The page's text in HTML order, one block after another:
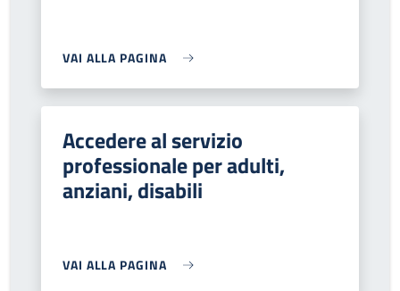
VAI ALLA PAGINA
Accedere al servizio
professionale per adulti,
anziani, disabili
VAI ALLA PAGINA